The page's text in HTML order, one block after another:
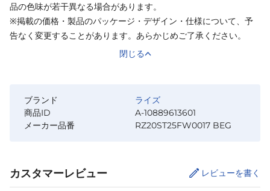
品の色味が若干異なる場合があります。
※掲載の価格・製品のパッケージ・デザイン・仕様について、予
告なく変更することがあります。あらかじめご了承ください。
閉じる
ブランド
ライズ
商品ID
A-10889613601
メーカー品番
RZ20ST25FW0017 BEG
カスタマーレビュー レビューを書く